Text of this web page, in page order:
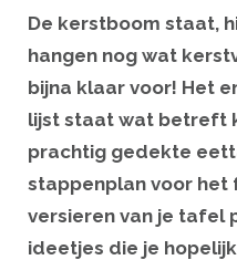
De kerstboom staat,
hangen nog wat
bijna klaar voor! Het
lijst staat wat betreft
prachtig gedekte
stappenplan voor
versieren van je tafel
ideetjes die je